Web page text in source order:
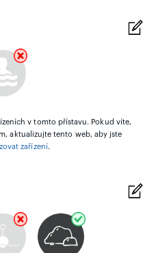
v tomto přístavu. Pokud víte,
aktualizujte tento web, aby jste
zařízení.